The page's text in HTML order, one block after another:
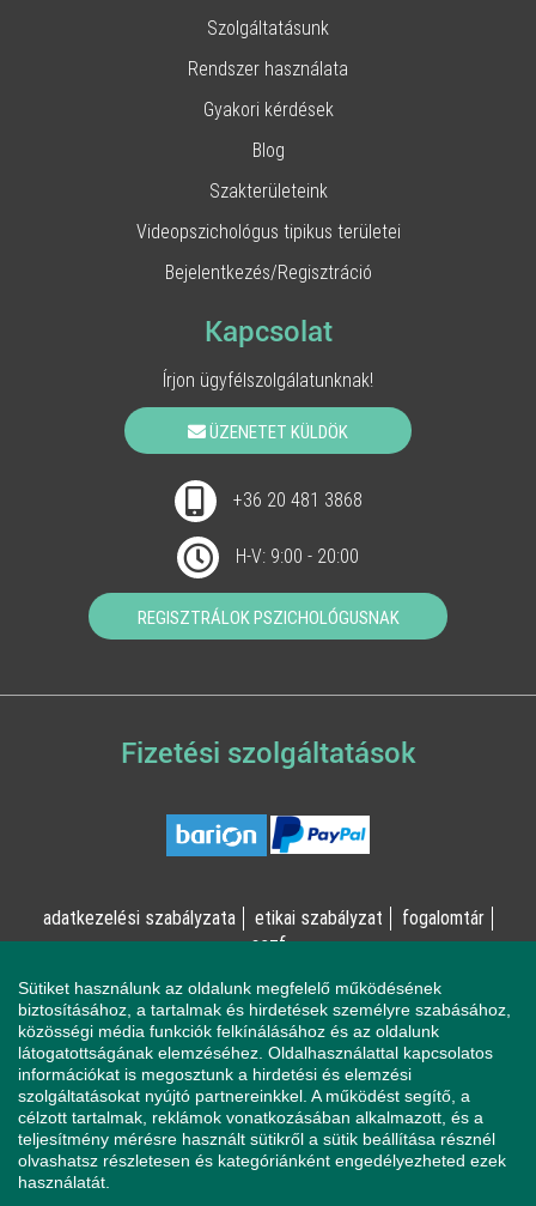
Szolgáltatásunk
Rendszer használata
Gyakori kérdések
Blog
Szakterületeink
Videopszichológus tipikus területei
Bejelentkezés/Regisztráció
Kapcsolat
Írjon ügyfélszolgálatunknak!
ÜZENETET KÜLDÖK
+36 20 481 3868
H-V: 9:00 - 20:00
REGISZTRÁLOK PSZICHOLÓGUSNAK
Fizetési szolgáltatások
adatkezelési szabályzata etikai szabályzat
fogalomtár
aszf
© Online Pszichológia Kft. 2023 - Minden jog fenntartva!
2161 Csomád, Levente utca 14/A
Ha mentálisan instabil állapotban érzi magát, a magatartása
veszélyeztetheti Önt vagy a környezetében élőket, azonnal
forduljon a Sürgősségi Segélyvonalhoz (telefon: 112).
Pszichológusaink és az Online Pszichológia Kft. nem vállal
Sütiket használunk az oldalunk megfelelő működésének
biztosításához, a tartalmak és hirdetések személyre szabásához,
közösségi média funkciók felkínálásához és az oldalunk
látogatottságának elemzéséhez. Oldalhasználattal kapcsolatos
információkat is megosztunk a hirdetési és elemzési
szolgáltatásokat nyújtó partnereinkkel. A működést segítő, a
célzott tartalmak, reklámok vonatkozásában alkalmazott, és a
teljesítmény mérésre használt sütikről a sütik beállítása résznél
olvashatsz részletesen és kategóriánként engedélyezheted ezek
használatát.